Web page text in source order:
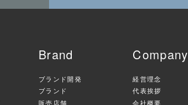
Brand
ブランド開発
ブランド
販売店舗
Company
経営理念
代表挨拶
会社概要